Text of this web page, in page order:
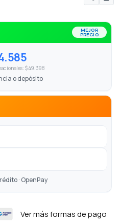
MEJOR
PRECIO
$49.398
o depósito
· OpenPay
Ver más formas de pago